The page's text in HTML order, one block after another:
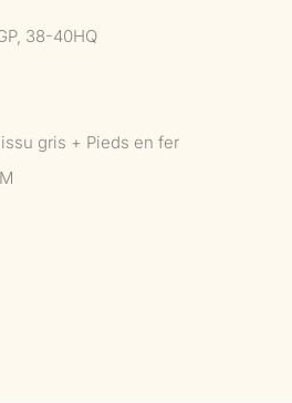
38-40HQ
gris + Pieds en fer